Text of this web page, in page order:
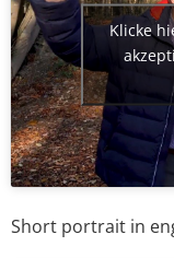
Klicke
Short portrait in